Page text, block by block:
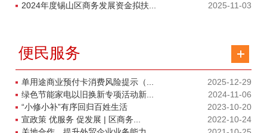
2025-11-03
2024年度锡山区商务发展资金拟扶...
便民服务
2025-12-29
单用途商业预付卡消费风险提示（...
2024-11-06
绿色节能家电以旧换新专项活动新...
2023-10-20
“小修小补”有序回归百姓生活
2022-10-24
宣政策 优服务 促发展 | 区商务...